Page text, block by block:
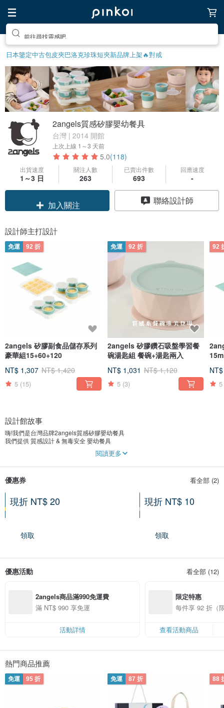
前往尋找靈感吧
日本鑒定中古包皮夾巴洛克珍珠短夾新品牌上架🔥對戒
2angels質感矽膠嬰幼餐具
台灣 | 2014 開館
上次上線 1～3 天前
5.0(118)
出貨速度
1～3 日
關注人數
263
已賣出件數
693
回應速度
-
領優惠券
加入關注
聯絡設計師
設計師主打設計
免運 92 折
2angels 矽膠副食品儲存系列
豪華組15+60+120
NT$ 1,307 NT$ 1,420
5 (15)
免運 92 折
2angels 矽膠鑽石吸盤學習餐
碗湯匙組 餐碗+湯匙兩入
NT$ 1,031 NT$ 1,120
5 (3)
92
5
設計館故事
嗨!我們是台灣品牌2angels質感矽膠嬰幼餐具
我們提供 質感設計 & 無毒安全 嬰幼餐具
採用最高標準德國LFGB認證食品級矽膠 | 讓大家放心保存寶寶每一餐
圖萌思實業有限公司 (統一編號:54753625)
閱讀更多
優惠券 看全部 (2)
現折 NT$ 20
領取
現折 NT$ 10
領取
優惠活動 看全部 (12)
2angels商品滿990免運費
滿 NT$ 990 享免運
活動詳情
限定特惠
每件享 92 折（
查看活動商品
熱門商品推薦
免運 95 折 免運 87 折 88